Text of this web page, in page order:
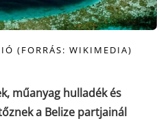
(FORRÁS: WIKIMEDIA)
műanyag hulladék és
a Belize partjainál